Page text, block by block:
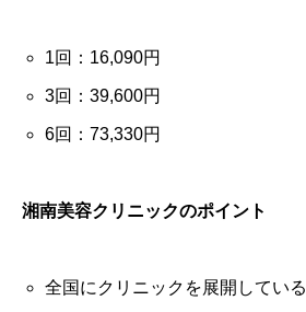
1回：16,090円
3回：39,600円
6回：73,330円
湘南美容クリニックのポイント
全国にクリニックを展開している